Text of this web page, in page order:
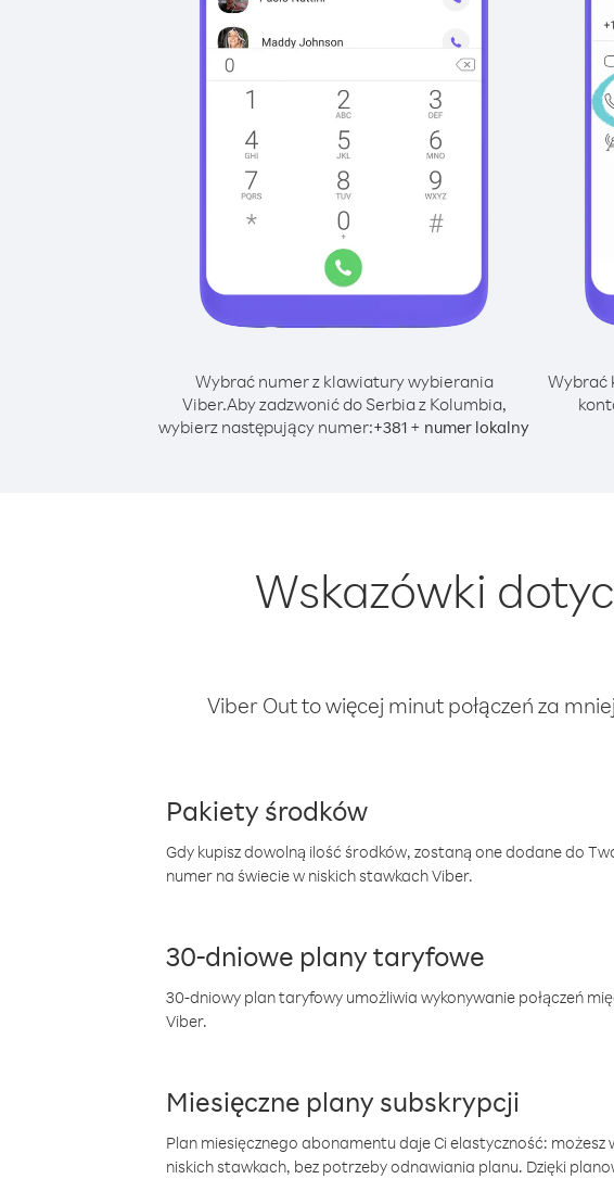
Wybrać numer z klawiatury wybierania
Viber.Aby zadzwonić do Serbia z Kolumbia,
wybierz następujący numer:+381 + numer lokalny
Wybrać
Wskazówki
Viber Out to więcej minut połączeń za
Pakiety środków
Gdy kupisz dowolną ilość środków, zostaną one dodane do
numer na świecie w niskich stawkach Viber.
30-dniowe plany taryfowe
30-dniowy plan taryfowy umożliwia wykonywanie połączeń
Viber.
Miesięczne plany subskrypcji
Plan miesięcznego abonamentu daje Ci elastyczność:
niskich stawkach, bez potrzeby odnawiania planu. Dzięki